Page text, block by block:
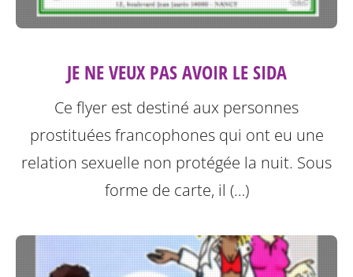
JE NE VEUX PAS AVOIR LE SIDA
Ce flyer est destiné aux personnes
prostituées francophones qui ont eu une
relation sexuelle non protégée la nuit. Sous
forme de carte, il (…)